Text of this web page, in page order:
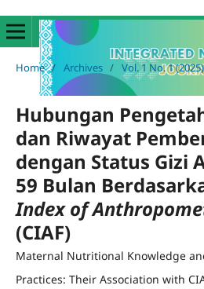
Home / Archives / Vol. 1 No. 1
Hubungan
dan Riwayat
dengan Status Gizi
59 Bulan
Index of
(CIAF)
Maternal Nutritional Knowledge
Practices: Their Association with